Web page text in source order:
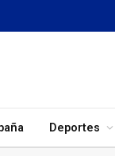
Deportes